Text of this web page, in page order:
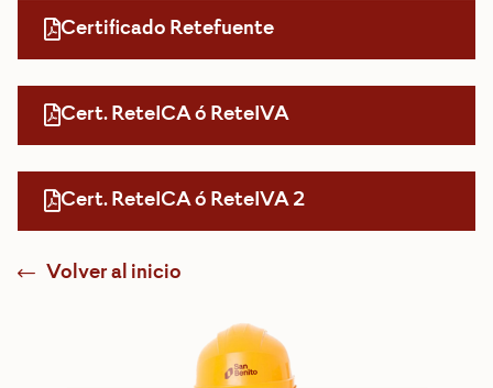
Certificado Retefuente
Cert. ReteICA ó ReteIVA
Cert. ReteICA ó ReteIVA 2
Volver al inicio